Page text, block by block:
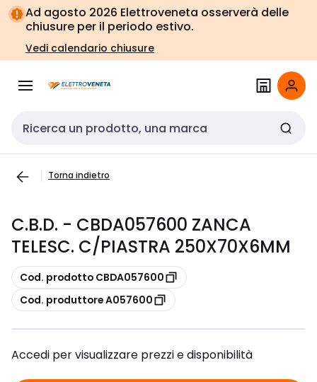
Vai alla
navigazione
Vai
alla
pagina
Ad agosto 2026 Elettroveneta osserverà delle
chiusure per il periodo estivo.
Vedi calendario chiusure
Cerca input
Torna indietro
C.B.D. - CBDA057600 ZANCA
TELESC. C/PIASTRA 250X70X6MM
copia
Cod. prodotto CBDA057600
copia
Cod. produttore A057600
Accedi per visualizzare prezzi e disponibilità